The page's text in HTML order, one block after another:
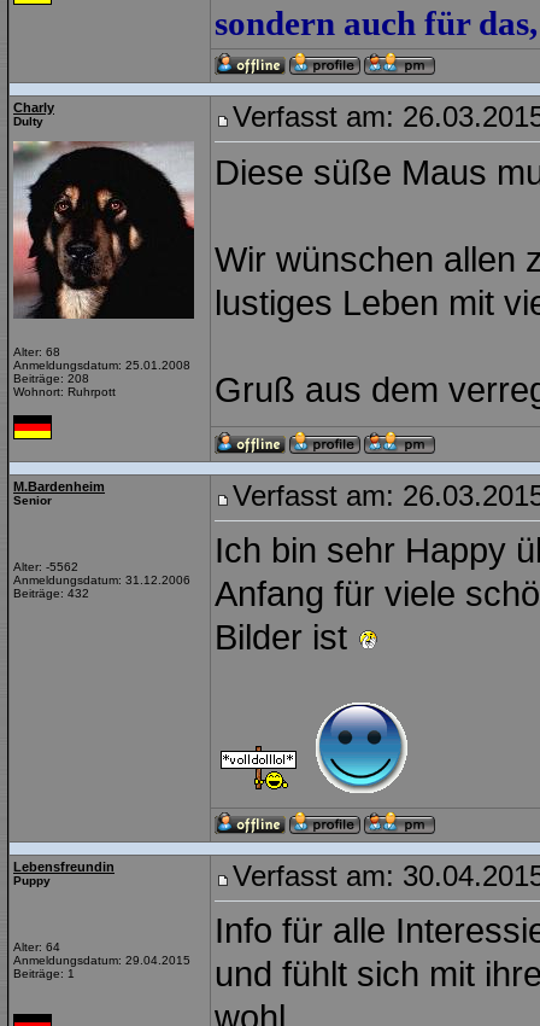
sondern auch für
Charly
Dulty
Alter: 68
Anmeldungsdatum: 25.01.2008
Beiträge: 208
Wohnort: Ruhrpott
Verfasst am:
Diese süße Maus
Wir wünschen allen
lustiges Leben mit
Gruß aus dem
M.Bardenheim
Senior
Alter: -5562
Anmeldungsdatum: 31.12.2006
Beiträge: 432
Verfasst am:
Ich bin sehr Happy
Anfang für viele
Bilder ist
Lebensfreundin
Puppy
Alter: 64
Anmeldungsdatum: 29.04.2015
Beiträge: 1
Verfasst am:
Info für alle
und fühlt sich mit
wohl.